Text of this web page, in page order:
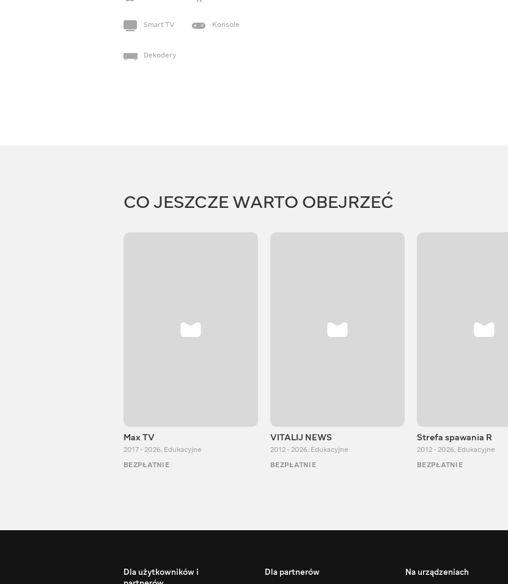
Smart TV Konsole
Dekodery
CO JESZCZE WARTO OBEJRZEĆ
Max TV
2017 - 2026, Edukacyjne
BEZPŁATNIE
VITALIJ NEWS
2012 - 2026, Edukacyjne
BEZPŁATNIE
Strefa spawania R
2012 - 2026, Edukacyjne
BEZPŁATNIE
Dla użytkowników i
Dla partnerów Na urządzeniach